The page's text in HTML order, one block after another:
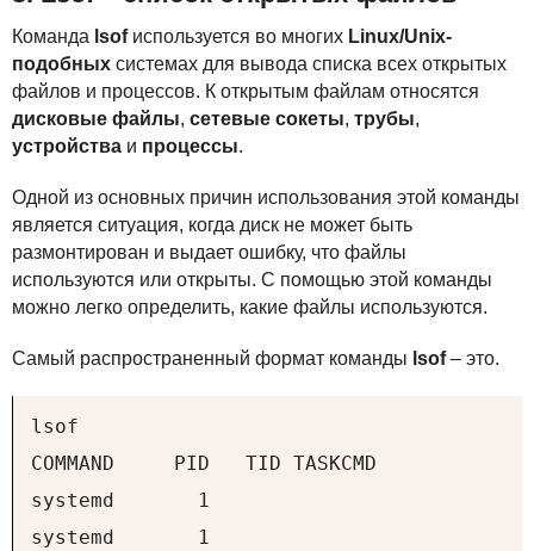
Команда lsofиспользуется во многих Linux/Unix-
подобных системах для вывода списка всех открытых
файлов и процессов. К открытым файлам относятся
дисковые файлы, сетевые сокеты, трубы,
устройства и процессы.
Одной из основных причин использования этой команды
является ситуация, когда диск не может быть
размонтирован и выдает ошибку, что файлы
используются или открыты. С помощью этой команды
можно легко определить, какие файлы используются.
Самый распространенный формат команды lsof– это.
lsof
COMMAND     PID   TID TASKCMD
systemd       1
systemd       1